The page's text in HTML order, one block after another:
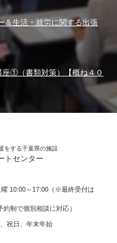
＆生活・就労に関する出張
座①（書類対策）【概ね４０
をする千葉県の施設
トセンター
10:00～17:00（※最終受付は
制で個別相談に対応）
祝日、年末年始